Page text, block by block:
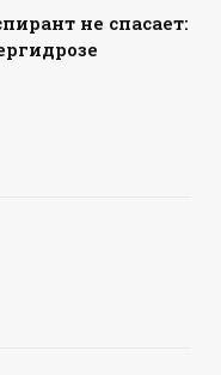
не спасает: